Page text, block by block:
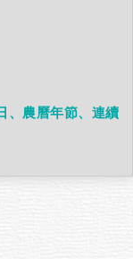
、農曆年節、連續